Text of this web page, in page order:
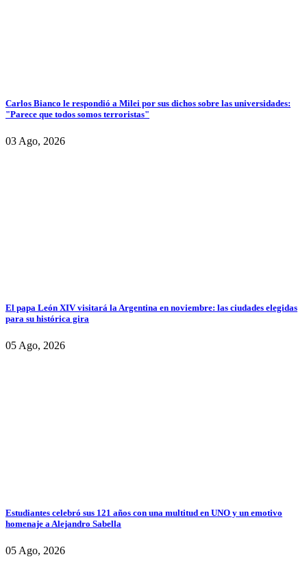
Carlos Bianco le respondió a Milei por sus dichos sobre las universidades:
"Parece que todos somos terroristas"
03 Ago, 2026
El papa León XIV visitará la Argentina en noviembre: las ciudades elegidas
para su histórica gira
05 Ago, 2026
Estudiantes celebró sus 121 años con una multitud en UNO y un emotivo
homenaje a Alejandro Sabella
05 Ago, 2026